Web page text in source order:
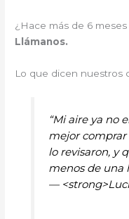
¿Hace más de 6
Llámanos.
Lo que dicen nuestros
“Mi aire ya no
mejor comprar
lo revisaron, y
menos de una
—